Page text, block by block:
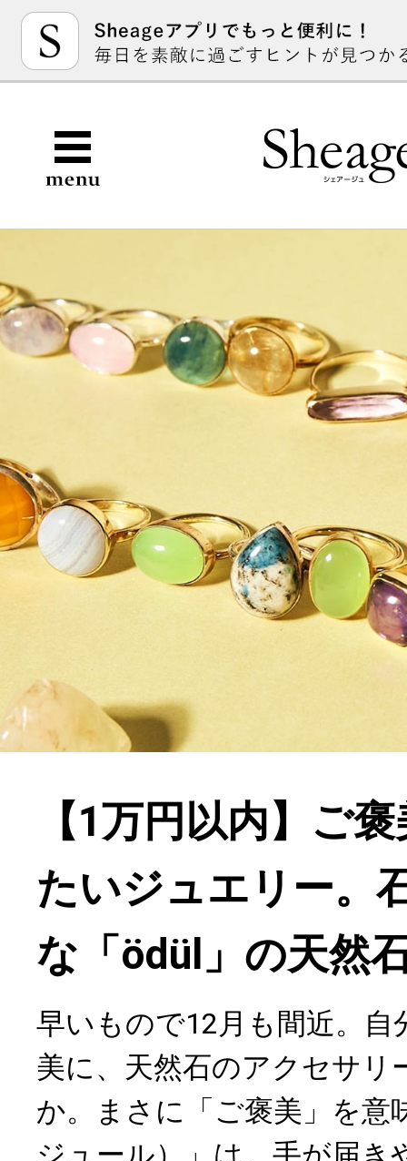
【1万円以内】ご
たいジュエリー。
な「ödül」の天然
早いもので12月も間近。自
美に、天然石のアクセサリ
か。まさに「ご褒美」を意